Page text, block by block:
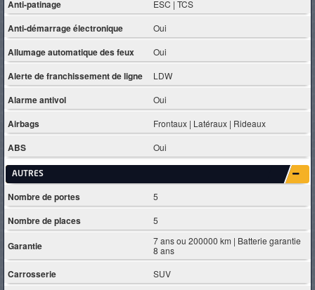
Anti-patinage ESC | TCS
Anti-démarrage électronique Oui
Allumage automatique des feux Oui
Alerte de franchissement de ligne LDW
Alarme antivol Oui
Airbags Frontaux | Latéraux | Rideaux
ABS Oui
AUTRES
Nombre de portes 5
Nombre de places 5
Garantie
7 ans ou 200000 km | Batterie garantie
8 ans
Carrosserie SUV